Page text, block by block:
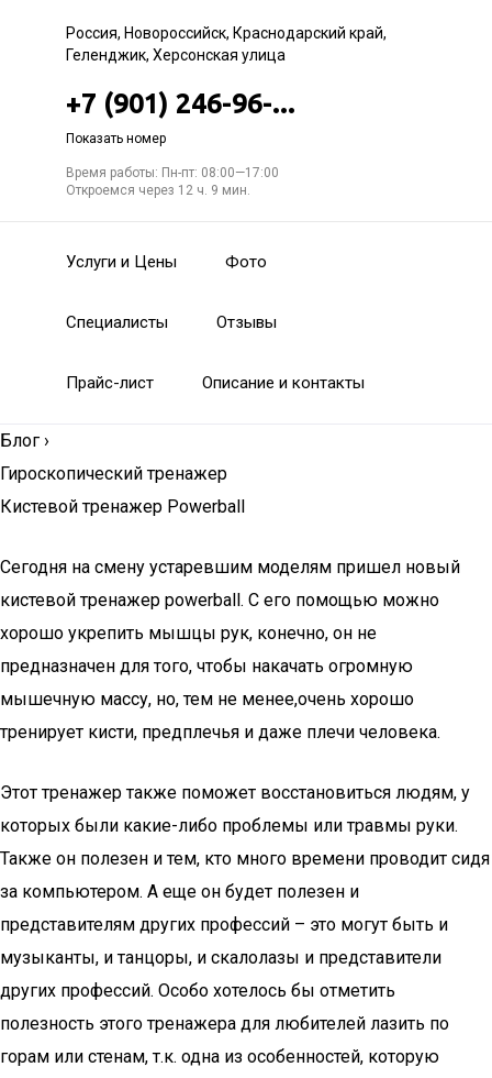
Россия, Новороссийск, Краснодарский край,
Геленджик, Херсонская улица
+7 (901) 246-96-...
Показать номер
Время работы: Пн-пт: 08:00—17:00
Откроемся через 12 ч. 9 мин.
Услуги и Цены Фото
Специалисты Отзывы
Прайс-лист Описание и контакты
Блог ›
Гироскопический тренажер
Кистевой тренажер Powerball
Сегодня на смену устаревшим моделям пришел новый
кистевой тренажер powerball. С его помощью можно
хорошо укрепить мышцы рук, конечно, он не
предназначен для того, чтобы накачать огромную
мышечную массу, но, тем не менее,очень хорошо
тренирует кисти, предплечья и даже плечи человека.
Этот тренажер также поможет восстановиться людям, у
которых были какие-либо проблемы или травмы руки.
Также он полезен и тем, кто много времени проводит сидя
за компьютером. А еще он будет полезен и
представителям других профессий – это могут быть и
музыканты, и танцоры, и скалолазы и представители
других профессий. Особо хотелось бы отметить
полезность этого тренажера для любителей лазить по
горам или стенам, т.к. одна из особенностей, которую